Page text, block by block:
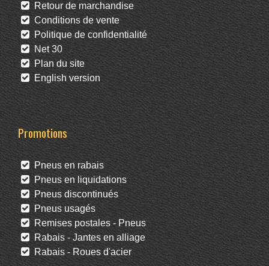
Retour de marchandise
Conditions de vente
Politique de confidentialité
Net 30
Plan du site
English version
Promotions
Pneus en rabais
Pneus en liquidations
Pneus discontinués
Pneus usagés
Remises postales - Pneus
Rabais - Jantes en alliage
Rabais - Roues d'acier